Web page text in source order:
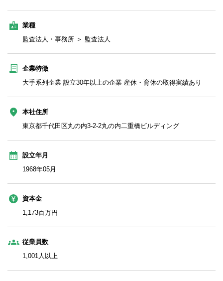
業種
監査法人・事務所 ＞ 監査法人
企業特徴
大手系列企業 設立30年以上の企業 産休・育休の取得実績あり
本社住所
東京都千代田区丸の内3‐2‐2丸の内二重橋ビルディング
設立年月
1968年05月
資本金
1,173百万円
従業員数
1,001人以上